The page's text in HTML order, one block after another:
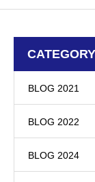
CATEGORY
BLOG 2021
BLOG 2022
BLOG 2024